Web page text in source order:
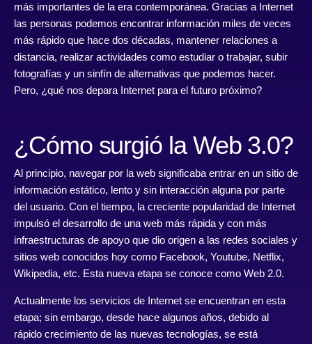
más importantes de la era contemporánea. Gracias a Internet
las personas podemos encontrar información miles de veces
más rápido que hace dos décadas, mantener relaciones a
distancia, realizar actividades como estudiar o trabajar, subir
fotografías y un sinfín de alternativas que podemos hacer.
Pero, ¿qué nos depara Internet para el futuro próximo?
¿Cómo surgió la Web 3.0?
Al principio, navegar por la web significaba entrar en un sitio de
información estático, lento y sin interacción alguna por parte
del usuario. Con el tiempo, la creciente popularidad de Internet
impulsó el desarrollo de una web más rápida y con más
infraestructuras de apoyo que dio origen a las redes sociales y
sitios web conocidos hoy como Facebook, Youtube, Netflix,
Wikipedia, etc. Esta nueva etapa se conoce como Web 2.0.
Actualmente los servicios de Internet se encuentran en esta
etapa; sin embargo, desde hace algunos años, debido al
rápido crecimiento de las nuevas tecnologías, se está